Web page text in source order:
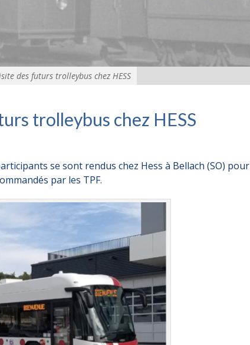
des futurs trolleybus chez HESS
trolleybus chez HESS
se sont rendus chez Hess à Bellach (SO) pour
par les TPF.